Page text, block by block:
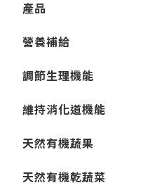
產品
營養補給
調節生理機能
維持消化道機能
天然有機蔬果
天然有機乾蔬菜